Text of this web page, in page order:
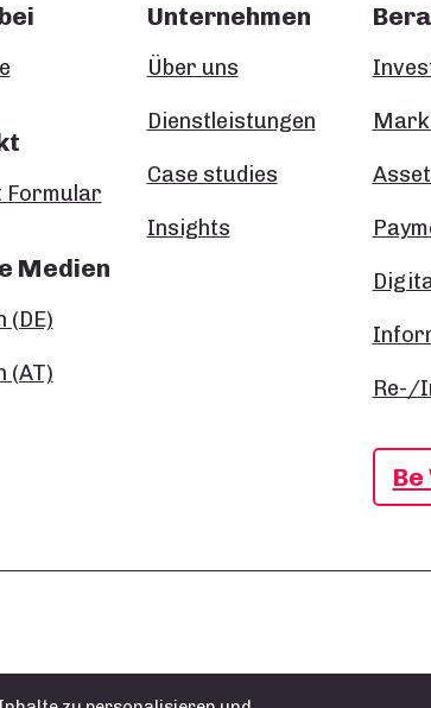
Formular
Medien
(DE)
(AT)
Unternehmen
Über uns
Dienstleistungen
Case studies
Insights
Re-/